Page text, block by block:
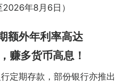
年8月6日）
额外年利率高达
多货币高息！
定期存款，部份银行亦推出